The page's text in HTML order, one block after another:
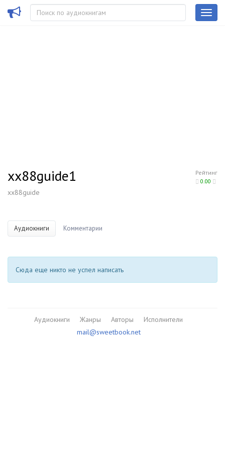
Рейтинг
0.00
xx88guide1
xx88guide
Аудиокниги Комментарии
Сюда еще никто не успел написать
Аудиокниги Жанры Авторы
Исполнители
mail@sweetbook.net